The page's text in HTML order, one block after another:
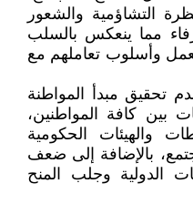
التشاؤمية والشعور
مما ينعكس بالسلب
وأسلوب تعاملهم مع
تحقيق مبدأ المواطنة
بين كافة المواطنين،
والهيئات الحكومية
بالإضافة إلى ضعف
الدولية وجلب المنح